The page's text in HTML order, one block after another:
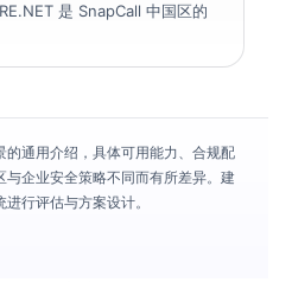
是 SnapCall 中国区的
通用介绍，具体可用能力、合规配
企业安全策略不同而有所差异。建
行评估与方案设计。